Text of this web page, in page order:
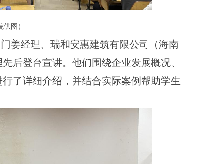
图）
姜经理、瑞和安惠建筑有限公司（海南
后登台宣讲。他们围绕企业发展概况、
了详细介绍，并结合实际案例帮助学生